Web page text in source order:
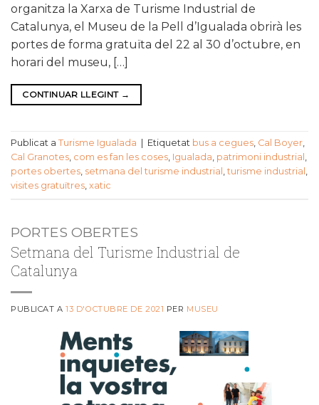
organitza la Xarxa de Turisme Industrial de
Catalunya, el Museu de la Pell d’Igualada obrirà les
portes de forma gratuïta del 22 al 30 d’octubre, en
horari del museu, […]
CONTINUAR LLEGINT →
Publicat a Turisme Igualada Etiquetat bus a cegues, Cal Boyer,
Cal Granotes, com es fan les coses, Igualada, patrimoni industrial ,
portes obertes, setmana del turisme industrial , turisme industrial ,
visites gratuïtres, xatic
PORTES OBERTES
Setmana del Turisme Industrial de
Catalunya
PUBLICAT A13 D'OCTUBRE DE 2021 PER MUSEU